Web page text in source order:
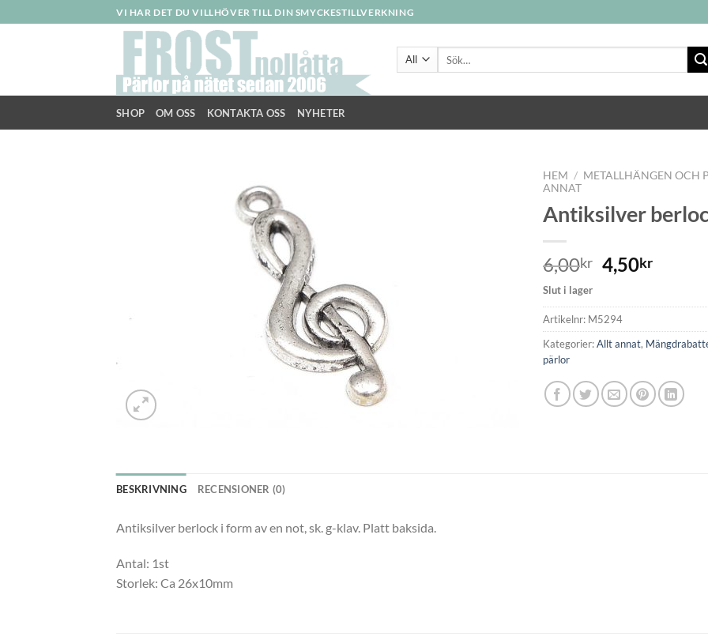
to
VI HAR DET DU VILLHÖVER TILL DIN SMYCKESTILLVERKNING
SHOP OM OSS KONTAKTA OSS NYHETER
HEM / METALLHÄNGEN OCH
ANNAT
Antiksilver
6,00kr 4,50kr
Slut i lager
Artikelnr: M5294
Kategorier:Allt annat,
pärlor
BESKRIVNING RECENSIONER (0)
Antiksilver berlock i form av en not, sk. g-klav. Platt baksida.
Antal: 1st
Storlek: Ca 26x10mm